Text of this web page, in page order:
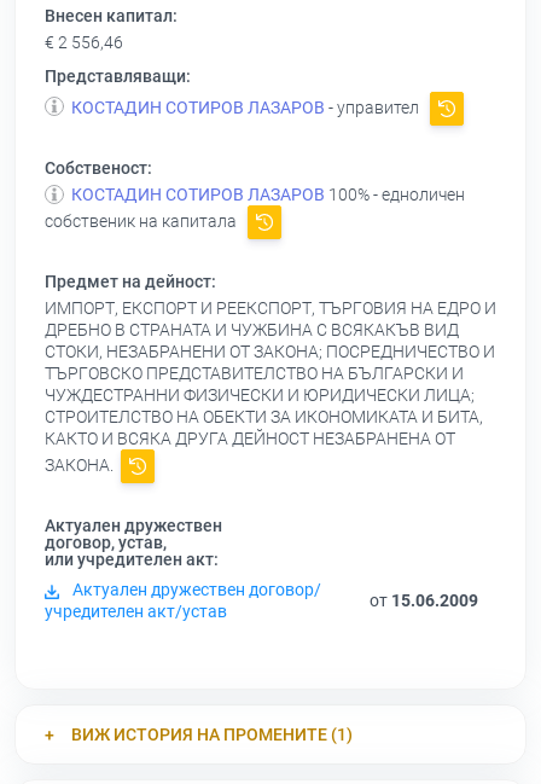
Внесен капитал:
€ 2 556,46
Представляващи:
КОСТАДИН СОТИРОВ ЛАЗАРОВ - управител
Собственост:
КОСТАДИН СОТИРОВ ЛАЗАРОВ 100% - едноличен
собственик на капитала
Предмет на дейност:
ИМПОРТ, ЕКСПОРТ И РЕЕКСПОРТ, ТЪРГОВИЯ НА ЕДРО И
ДРЕБНО В СТРАНАТА И ЧУЖБИНА С ВСЯКАКЪВ ВИД
СТОКИ, НЕЗАБРАНЕНИ ОТ ЗАКОНА; ПОСРЕДНИЧЕСТВО И
ТЪРГОВСКО ПРЕДСТАВИТЕЛСТВО НА БЪЛГАРСКИ И
ЧУЖДЕСТРАННИ ФИЗИЧЕСКИ И ЮРИДИЧЕСКИ ЛИЦА;
СТРОИТЕЛСТВО НА ОБЕКТИ ЗА ИКОНОМИКАТА И БИТА,
КАКТО И ВСЯКА ДРУГА ДЕЙНОСТ НЕЗАБРАНЕНА ОТ
ЗАКОНА.
Актуален дружествен
договор, устав,
или учредителен акт:
Актуален дружествен договор/
учредителен акт/устав
от 15.06.2009
ВИЖ ИСТОРИЯ НА ПРОМЕНИТЕ (1)